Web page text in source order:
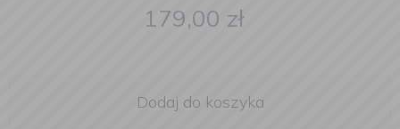
179,00 zł
Dodaj do koszyka